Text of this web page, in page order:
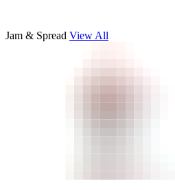
Jam & Spread View All